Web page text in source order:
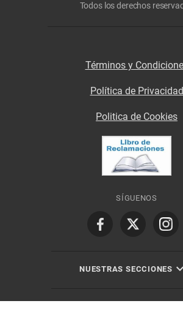
Todos los derechos
Términos y
Política de Privacidad
Politica de Cookies
SÍGUENOS
NUESTRAS SECCIONES